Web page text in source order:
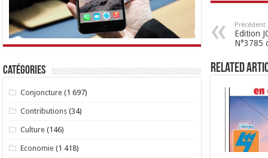
Précédent
Edition
N°3785
Related
Catégories
Conjoncture (1 697)
Contributions (34)
Culture (146)
Economie (1 418)